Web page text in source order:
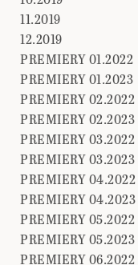
11.2019
12.2019
PREMIERY 01.2022
PREMIERY 01.2023
PREMIERY 02.2022
PREMIERY 02.2023
PREMIERY 03.2022
PREMIERY 03.2023
PREMIERY 04.2022
PREMIERY 04.2023
PREMIERY 05.2022
PREMIERY 05.2023
PREMIERY 06.2022